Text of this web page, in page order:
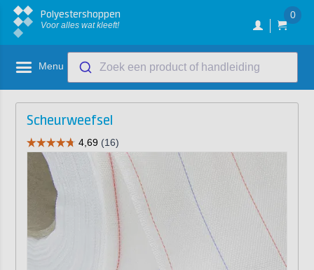
Polyestershoppen
Voor alles wat kleeft!
0
Menu Zoek een product of handleiding
Scheurweefsel